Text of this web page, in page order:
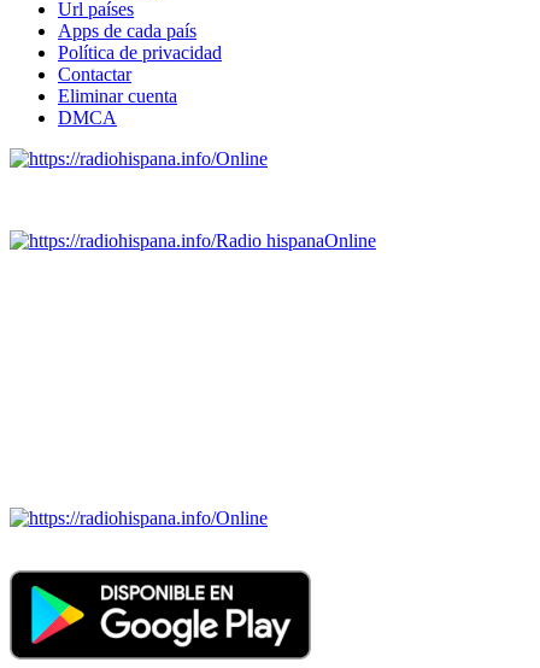
Url países
Apps de cada país
Política de privacidad
Contactar
Eliminar cuenta
DMCA
Online
Radio hispanaOnline
Online